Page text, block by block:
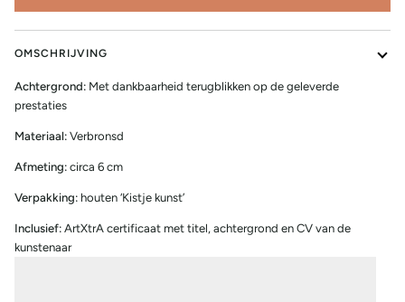
OMSCHRIJVING
Achtergrond: Met dankbaarheid terugblikken op de geleverde
prestaties
Materiaal: Verbronsd
Afmeting: circa 6 cm
Verpakking: houten ‘Kistje kunst’
Inclusief: ArtXtrA certificaat met titel, achtergrond en CV van de
kunstenaar